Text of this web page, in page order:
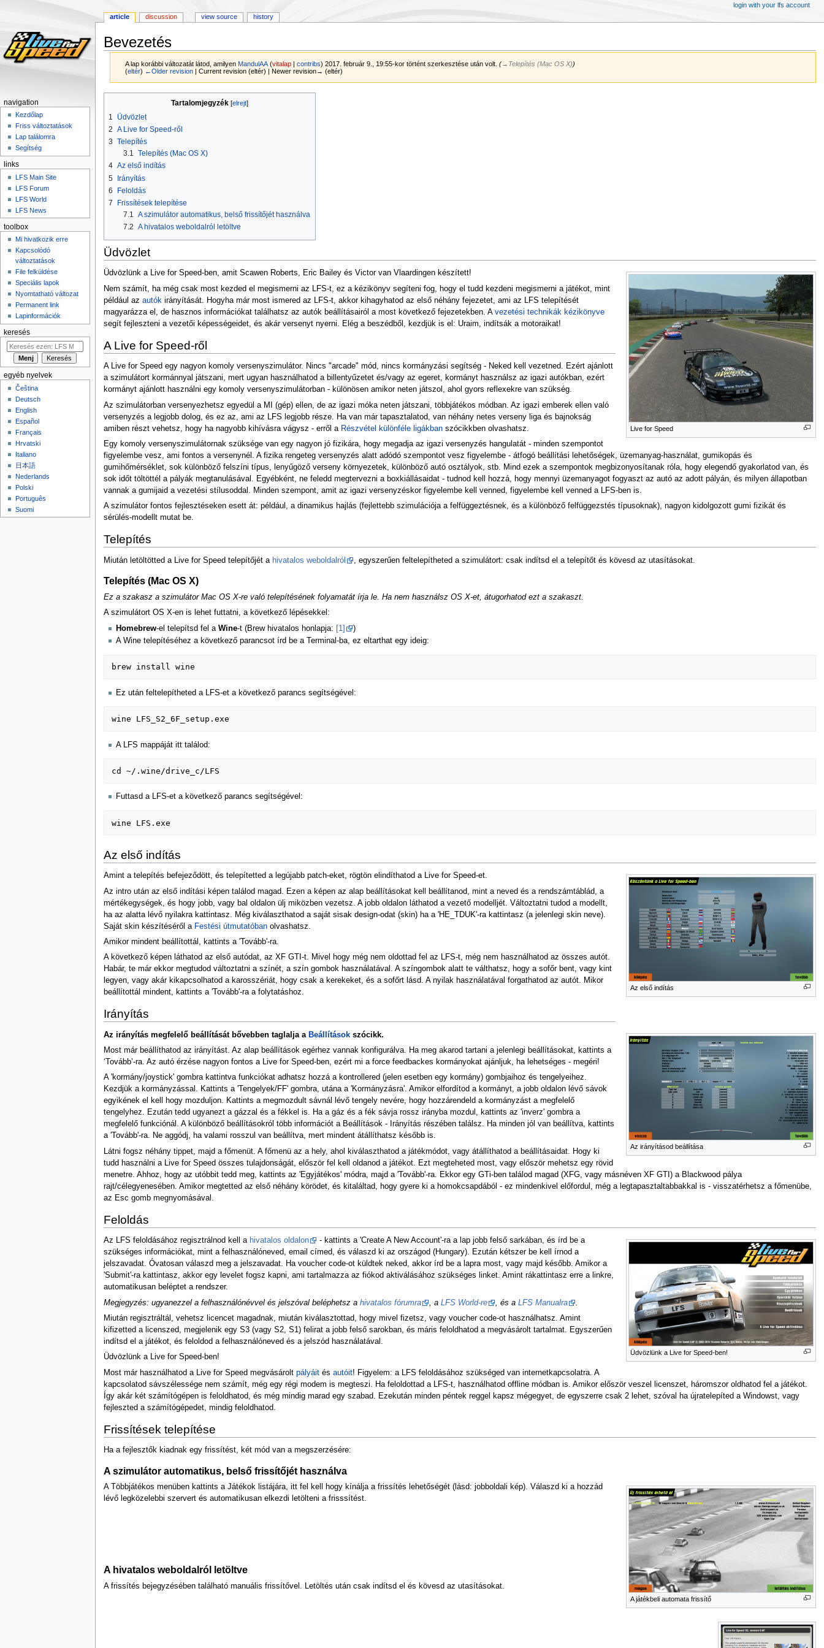
Bevezetés
A lap korábbi változatát látod, amilyen MandulAA (vitalap |contribs) 2017. február 9., 19:55-kor történt szerkesztése után volt.(→‎Telepítés (Mac OS X))
(eltér) ←Older revision | Current revision (eltér) | Newer revision→ (eltér)
navigációhoz
kereséshez
Tartalomjegyzék
1
Üdvözlet
2 A Live for Speed-ről
3 Telepítés
3.1 Telepítés (Mac OS X)
4 Az első indítás
5 Irányítás
6
Feloldás
7
Frissítések telepítése
7.1 A szimulátor automatikus, belső frissítőjét használva
7.2 A hivatalos weboldalról letöltve
Üdvözlet
Live for Speed
Üdvözlünk a Live for Speed-ben, amit Scawen Roberts, Eric Bailey és Victor van Vlaardingen készített!
Nem számít, ha még csak most kezded el megismerni az LFS-t, ez a kézikönyv segíteni fog, hogy el tudd kezdeni megismerni a játékot, mint
például az autók irányítását. Hogyha már most ismered az LFS-t, akkor kihagyhatod az első néhány fejezetet, ami az LFS telepítését
magyarázza el, de hasznos információkat találhatsz az autók beállításairól a most következő fejezetekben. A vezetési technikák kézikönyve
segít fejleszteni a vezetői képességeidet, és akár versenyt nyerni. Elég a beszédből, kezdjük is el: Uraim, indítsák a motoraikat!
A Live for Speed-ről
A Live for Speed egy nagyon komoly versenyszimulátor. Nincs "arcade" mód, nincs kormányzási segítség - Neked kell vezetned. Ezért ajánlott
a szimulátort kormánnyal játszani, mert ugyan használhatod a billentyűzetet és/vagy az egeret, kormányt használsz az igazi autókban, ezért
kormányt ajánlott használni egy komoly versenyszimulátorban - különösen amikor neten játszol, ahol gyors reflexekre van szükség.
Az szimulátorban versenyezhetsz egyedül a MI (gép) ellen, de az igazi móka neten játszani, többjátékos módban. Az igazi emberek ellen való
versenyzés a legjobb dolog, és ez az, ami az LFS legjobb része. Ha van már tapasztalatod, van néhány netes verseny liga és bajnokság
amiben részt vehetsz, hogy ha nagyobb kihívásra vágysz - erről a Részvétel különféle ligákbanszócikkben olvashatsz.
Egy komoly versenyszimulátornak szüksége van egy nagyon jó fizikára, hogy megadja az igazi versenyzés hangulatát - minden szempontot
figyelembe vesz, ami fontos a versenynél. A fizika rengeteg versenyzés alatt adódó szempontot vesz figyelembe - átfogó beállítási lehetőségek, üzemanyag-használat, gumikopás és
gumihőmérséklet, sok különböző felszíni típus, lenyűgöző verseny környezetek, különböző autó osztályok, stb. Mind ezek a szempontok megbizonyosítanak róla, hogy elegendő gyakorlatod van, és
sok időt töltöttél a pályák megtanulásával. Egyébként, ne feledd megtervezni a boxkiállásaidat - tudnod kell hozzá, hogy mennyi üzemanyagot fogyaszt az autó az adott pályán, és milyen állapotban
vannak a gumijaid a vezetési stílusoddal. Minden szempont, amit az igazi versenyzéskor figyelembe kell venned, figyelembe kell venned a LFS-ben is.
A szimulátor fontos fejlesztéseken esett át: például, a dinamikus hajlás (fejlettebb szimulációja a felfüggeztésnek, és a különböző felfüggezstés típusoknak), nagyon kidolgozott gumi fizikát és
sérülés-modellt mutat be.
Telepítés
Miután letöltötted a Live for Speed telepítőjét a hivatalos weboldalról , egyszerűen feltelepítheted a szimulátort: csak indítsd el a telepítőt és kövesd az utasításokat.
Telepítés (Mac OS X)
Ez a szakasz a szimulátor Mac OS X-re való telepítésének folyamatát írja le. Ha nem használsz OS X-et, átugorhatod ezt a szakaszt.
A szimulátort OS X-en is lehet futtatni, a következő lépésekkel:
Homebrew-el telepítsd fel a Wine-t (Brew hivatalos honlapja: [1]
)
A Wine telepítéséhez a következő parancsot írd be a Terminal-ba, ez eltarthat egy ideig:
Ez után feltelepítheted a LFS-et a következő parancs segítségével:
A LFS mappáját itt találod:
Futtasd a LFS-et a következő parancs segítségével:
Az első indítás
Az első indítás
Amint a telepítés befejeződött, és telepítetted a legújabb patch-eket, rögtön elindíthatod a Live for Speed-et.
Az intro után az első indítási képen találod magad. Ezen a képen az alap beállításokat kell beállítanod, mint a neved és a rendszámtáblád, a
mértékegységek, és hogy jobb, vagy bal oldalon ülj miközben vezetsz. A jobb oldalon láthatod a vezető modelljét. Változtatni tudod a modellt,
ha az alatta lévő nyilakra kattintasz. Még kiválaszthatod a saját sisak design-odat (skin) ha a 'HE_TDUK'-ra kattintasz (a jelenlegi skin neve).
Saját skin készítéséről a Festési útmutatóbanolvashatsz.
Amikor mindent beállítottál, kattints a 'Tovább'-ra.
A következő képen láthatod az első autódat, az XF GTI-t. Mivel hogy még nem oldottad fel az LFS-t, még nem használhatod az összes autót.
Habár, te már ekkor megtudod változtatni a színét, a szín gombok használatával. A színgombok alatt te válthatsz, hogy a sofőr bent, vagy kint
legyen, vagy akár kikapcsolhatod a karosszériát, hogy csak a kerekeket, és a sofőrt lásd. A nyilak használatával forgathatod az autót. Mikor
beállítottál mindent, kattints a 'Tovább'-ra a folytatáshoz.
Irányítás
Az irányításod beállítása
Az irányítás megfelelő beállítását bővebben taglalja a Beállításokszócikk.
Most már beállíthatod az irányítást. Az alap beállítások egérhez vannak konfigurálva. Ha meg akarod tartani a jelenlegi beállításokat, kattints a
‘Tovább’-ra. Az autó érzése nagyon fontos a Live for Speed-ben, ezért mi a force feedbackes kormányokat ajánljuk, ha lehetséges - megéri!
A 'kormány/joystick' gombra kattintva funkciókat adhatsz hozzá a kontrollered (jelen esetben egy kormány) gombjaihoz és tengelyeihez.
Kezdjük a kormányzással. Kattints a 'Tengelyek/FF' gombra, utána a 'Kormányzásra'. Amikor elfordítod a kormányt, a jobb oldalon lévő sávok
egyikének el kell hogy mozduljon. Kattints a megmozdult sávnál lévő tengely nevére, hogy hozzárendeld a kormányzást a megfelelő
tengelyhez. Ezután tedd ugyanezt a gázzal és a fékkel is. Ha a gáz és a fék sávja rossz irányba mozdul, kattints az 'inverz' gombra a
megfelelő funkciónál. A különböző beállításokról több információt a Beállítások - Irányítás részében találsz. Ha minden jól van beállítva, kattints
a 'Tovább'-ra. Ne aggódj, ha valami rosszul van beállítva, mert mindent átállíthatsz később is.
Látni fogsz néhány tippet, majd a főmenüt. A főmenü az a hely, ahol kiválaszthatod a játékmódot, vagy átállíthatod a beállításaidat. Hogy ki
tudd használni a Live for Speed összes tulajdonságát, először fel kell oldanod a játékot. Ezt megteheted most, vagy először mehetsz egy rövid
menetre. Ahhoz, hogy az utóbbit tedd meg, kattints az 'Egyjátékos' módra, majd a 'Tovább'-ra. Ekkor egy GTi-ben találod magad (XFG, vagy másnéven XF GTI) a Blackwood pálya
rajt/célegyenesében. Amikor megtetted az első néhány körödet, és kitaláltad, hogy gyere ki a homokcsapdából - ez mindenkivel előfordul, még a legtapasztaltabbakkal is - visszatérhetsz a főmenübe,
az Esc gomb megnyomásával.
Feloldás
Üdvözlünk a Live for Speed-ben!
Az LFS feloldásához regisztrálnod kell a hivatalos oldalon
- kattints a 'Create A New Account'-ra a lap jobb felső sarkában, és írd be a
szükséges információkat, mint a felhasználóneved, email címed, és válaszd ki az országod (Hungary). Ezután kétszer be kell írnod a
jelszavadat. Óvatosan válaszd meg a jelszavadat. Ha voucher code-ot küldtek neked, akkor írd be a lapra most, vagy majd később. Amikor a
'Submit'-ra kattintasz, akkor egy levelet fogsz kapni, ami tartalmazza az fiókod aktiválásához szükséges linket. Amint rákattintasz erre a linkre,
automatikusan beléptet a rendszer.
Megjegyzés: ugyanezzel a felhasználónévvel és jelszóval beléphetsz a hivatalos fórumra , a LFS World-re , és a LFS Manualra
Miután regisztráltál, vehetsz licencet magadnak, miután kiválasztottad, hogy mivel fizetsz, vagy voucher code-ot használhatsz. Amint
kifizetted a licenszed, megjelenik egy S3 (vagy S2, S1) felirat a jobb felső sarokban, és máris feloldhatod a megvásárolt tartalmat. Egyszerűen
indítsd el a játékot, és feloldod a felhasználóneved és a jelszód használatával.
Üdvözlünk a Live for Speed-ben!
Most már használhatod a Live for Speed megvásárolt pályáités autóit! Figyelem: a LFS feloldásához szükséged van internetkapcsolatra. A
kapcsolatod sávszélessége nem számít, még egy régi modem is megteszi. Ha feloldottad a LFS-t, használhatod offline módban is. Amikor először veszel licenszet, háromszor oldhatod fel a játékot.
Így akár két számítógépen is feloldhatod, és még mindig marad egy szabad. Ezekután minden péntek reggel kapsz mégegyet, de egyszerre csak 2 lehet, szóval ha újratelepíted a Windowst, vagy
fejleszted a számítógépedet, mindig feloldhatod.
Frissítések telepítése
Ha a fejlesztők kiadnak egy frissítést, két mód van a megszerzésére:
A szimulátor automatikus, belső frissítőjét használva
A játékbeli automata frissítő
A Többjátékos menüben kattints a Játékok listájára, itt fel kell hogy kínálja a frissítés lehetőségét (lásd: jobboldali kép). Válaszd ki a hozzád
lévő legközelebbi szervert és automatikusan elkezdi letölteni a frisssítést.
A hivatalos weboldalról letöltve
A frissítés bejegyzésében található manuális frissítővel. Letöltés után csak indítsd el és kövesd az utasításokat.
article discussion view source history
login with your lfs account
navigation
Kezdőlap
Friss változtatások
Lap találomra
Segítség
links
LFS Main Site
LFS Forum
LFS World
LFS News
toolbox
Mi hivatkozik erre
Kapcsolódó
változtatások
File felküldése
Speciális lapok
Nyomtatható változat
Permanent link
Lapinformációk
keresés
egyéb nyelvek
Čeština
Deutsch
English
Español
Français
Hrvatski
Italiano
日本語
Nederlands
Polski
Português
Suomi